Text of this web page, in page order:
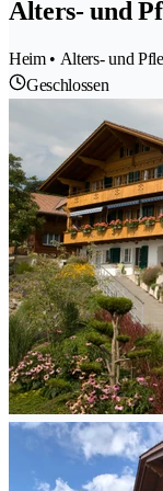
Alters- und
Heim • Alters- und
Geschlossen